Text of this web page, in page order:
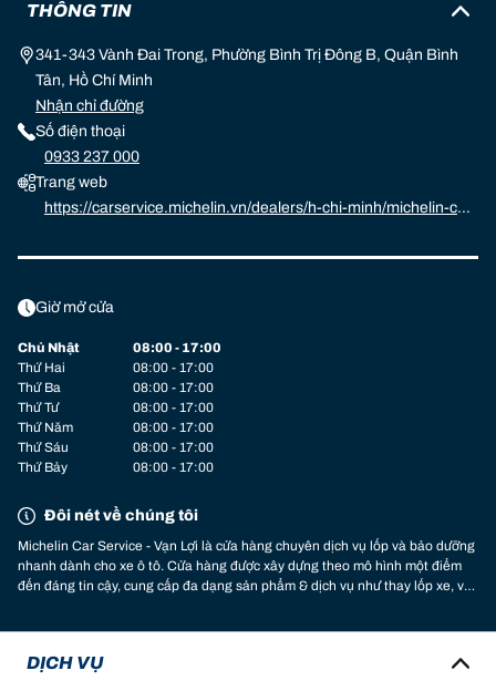
THÔNG TIN
341-343 Vành Đai Trong, Phường Bình Trị Đông B, Quận Bình
Tân, Hồ Chí Minh
Nhận chỉ đường
Số điện thoại
0933 237 000
Trang web
https://carservice.michelin.vn/dealers/h-chi-minh/michelin-car-
Giờ mở cửa
Chủ Nhật
08:00 - 17:00
Thứ Hai
08:00 - 17:00
Thứ Ba
08:00 - 17:00
Thứ Tư
08:00 - 17:00
Thứ Năm
08:00 - 17:00
Thứ Sáu
08:00 - 17:00
Thứ Bảy
08:00 - 17:00
Đôi nét về chúng tôi
Michelin Car Service - Vạn Lợi là cửa hàng chuyên dịch vụ lốp và bảo dưỡng
nhanh dành cho xe ô tô. Cửa hàng được xây dựng theo mô hình một điểm
đến đáng tin cậy, cung cấp đa dạng sản phẩm & dịch vụ như thay lốp xe, vá
chuyên môn bởi Michelin và các đối tác uy tín, giúp bạn yên tâm rằng chiếc
DỊCH VỤ